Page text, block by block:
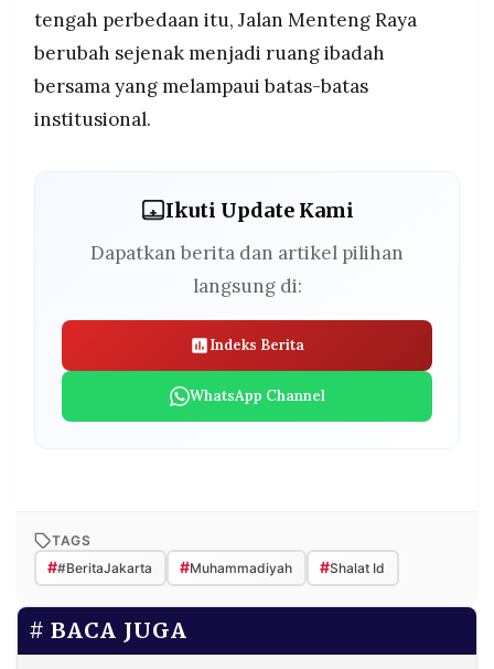
tengah perbedaan itu, Jalan Menteng Raya
berubah sejenak menjadi ruang ibadah
bersama yang melampaui batas-batas
institusional.
Ikuti Update Kami
Dapatkan berita dan artikel pilihan
langsung di:
Indeks Berita
WhatsApp Channel
TAGS
##BeritaJakarta #Muhammadiyah #Shalat Id
BACA JUGA